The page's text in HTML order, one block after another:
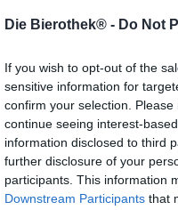
Die Bierothek® - Do Not
If you wish to opt-out of the
sensitive information for
confirm your selection.
continue seeing interest-
information disclosed to third
further disclosure of your
participants. This information
Downstream Participants that
“Beer
per il
Con
Grazie
birra